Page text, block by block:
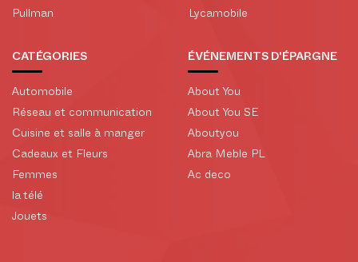
Pullman Lycamobile
CATÉGORIES
Automobile
Réseau et communication
Cuisine et salle à manger
Cadeaux et Fleurs
Femmes
la télé
Jouets
ÉVÉNEMENTS D'ÉPARGNE
About You
About You SE
Aboutyou
Abra Meble PL
Ac deco